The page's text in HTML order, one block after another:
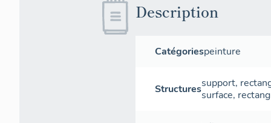
Description
Catégoriespeinture
Structuressupport,
surface,